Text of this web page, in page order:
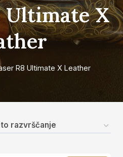
Ultimate X
R8 Ultimate X Leather